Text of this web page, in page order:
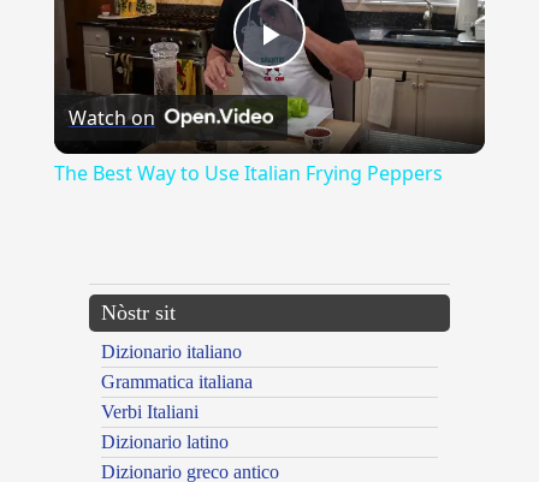
Play
Video
Watch on
The Best Way to Use Italian Frying Peppers
Nòstr sit
Dizionario italiano
Grammatica italiana
Verbi Italiani
Dizionario latino
Dizionario greco antico